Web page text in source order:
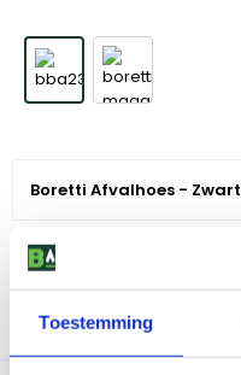
Toestemming
Boretti Afvalhoes - Zwart
29,99
Af te halen in 9 winkels